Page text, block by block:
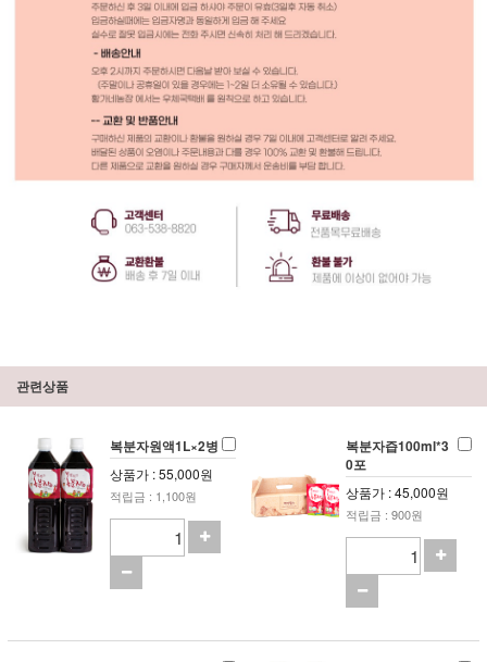
관련상품
복분자원액1L×2병
상품가 : 55,000원
적립금 : 1,100원
복분자즙100ml*3
0포
상품가 : 45,000원
적립금 : 900원